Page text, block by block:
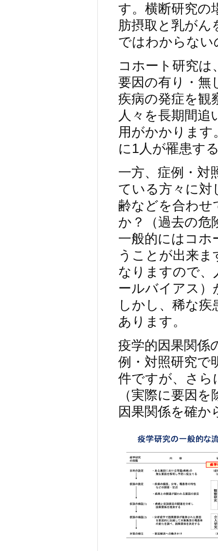
す。横断研究の
肪摂取と乳がん
ではわからない
コホート研究は
要因の有り・無
疾病の発症を観
人々を長期間
用がかかります
に1人が罹患す
一方、症例・対
ている方々に対
齢などを合わせ
か？（過去の危
一般的にはコホ
うことが出来
なりますので
ールバイアス
しかし、稀な
あります。
疫学的因果関係
例・対照研究で
件ですが、さら
（実際に要因
因果関係を確か